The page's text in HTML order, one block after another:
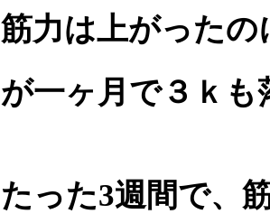
筋力は上がったの
が一ヶ月で３ｋ
たった3週間で、